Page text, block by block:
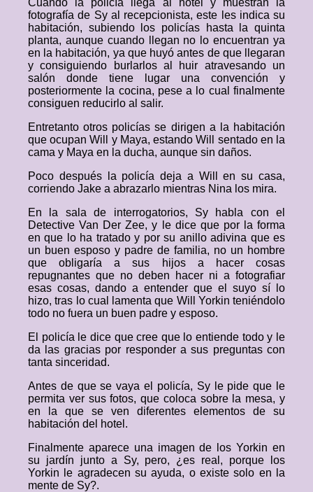
Cuando la policía llega al hotel y muestran la
fotografía de Sy al recepcionista, este les indica su
habitación, subiendo los policías hasta la quinta
planta, aunque cuando llegan no lo encuentran ya
en la habitación, ya que huyó antes de que llegaran
y consiguiendo burlarlos al huir atravesando un
salón donde tiene lugar una convención y
posteriormente la cocina, pese a lo cual finalmente
consiguen reducirlo al salir.
Entretanto otros policías se dirigen a la habitación
que ocupan Will y Maya, estando Will sentado en la
cama y Maya en la ducha, aunque sin daños.
Poco después la policía deja a Will en su casa,
corriendo Jake a abrazarlo mientras Nina los mira.
En la sala de interrogatorios, Sy habla con el
Detective Van Der Zee, y le dice que por la forma
en que lo ha tratado y por su anillo adivina que es
un buen esposo y padre de familia, no un hombre
que obligaría a sus hijos a hacer cosas
repugnantes que no deben hacer ni a fotografiar
esas cosas, dando a entender que el suyo sí lo
hizo, tras lo cual lamenta que Will Yorkin teniéndolo
todo no fuera un buen padre y esposo.
El policía le dice que cree que lo entiende todo y le
da las gracias por responder a sus preguntas con
tanta sinceridad.
Antes de que se vaya el policía, Sy le pide que le
permita ver sus fotos, que coloca sobre la mesa, y
en la que se ven diferentes elementos de su
habitación del hotel.
Finalmente aparece una imagen de los Yorkin en
su jardín junto a Sy, pero, ¿es real, porque los
Yorkin le agradecen su ayuda, o existe solo en la
mente de Sy?.